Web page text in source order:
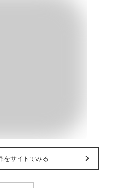
をサイトでみる